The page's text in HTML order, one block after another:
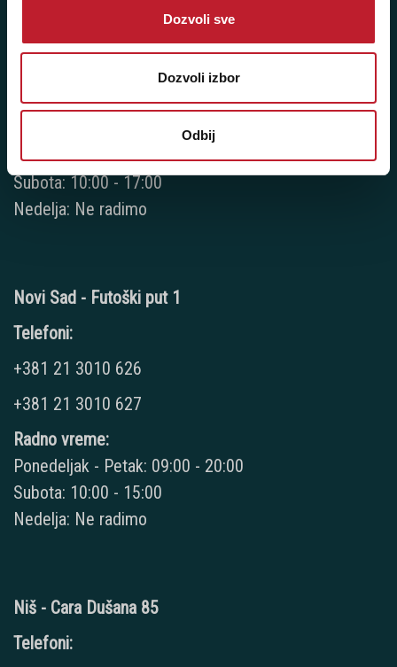
Dozvoli sve
Dozvoli izbor
Odbij
+381 11 7777 270
Ponedeljak - Petak: 9:00 - 20:00
Subota: 10:00 - 17:00
Nedelja: Ne radimo
Novi Sad - Futoški put 1
Telefoni:
+381 21 3010 626
+381 21 3010 627
Radno vreme:
Ponedeljak - Petak: 09:00 - 20:00
Subota: 10:00 - 15:00
Nedelja: Ne radimo
Niš - Cara Dušana 85
Telefoni: